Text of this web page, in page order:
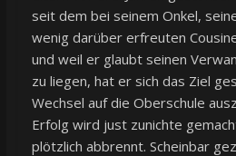
seit dem bei seinem Onkel,
wenig darüber erfreuten
und weil er glaubt seinen
zu liegen, hat er sich das Ziel
Wechsel auf die Oberschule
Erfolg wird just zunichte
plötzlich abbrennt. Scheinbar